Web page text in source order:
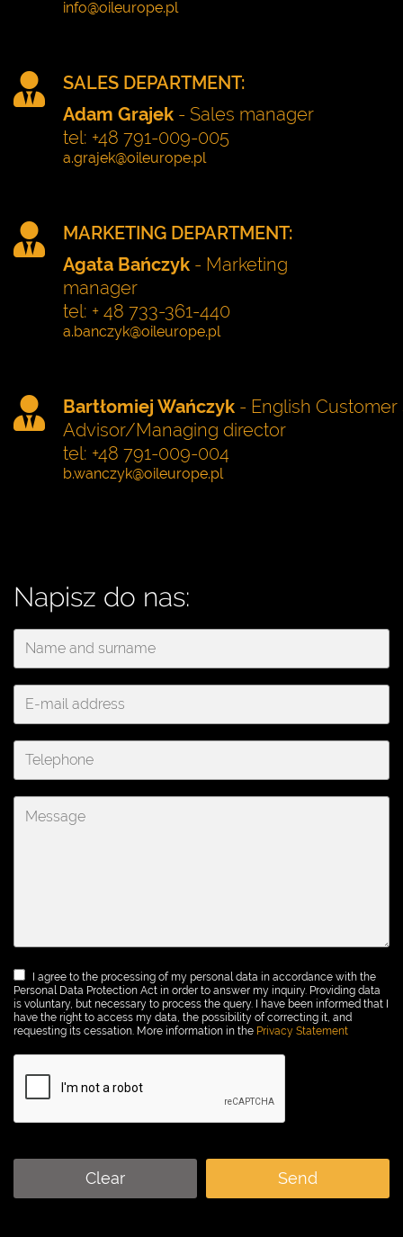
SALES DEPARTMENT:
Adam Grajek - Sales manager
tel: +48 791-009-005
MARKETING DEPARTMENT:
Agata Bańczyk - Marketing
manager
tel: + 48 733-361-440
Bartłomiej Wańczyk - English Customer
Advisor/Managing director
tel: +48 791-009-004
Napisz do nas:
I agree to the processing of my personal data in accordance with the
Personal Data Protection Act in order to answer my inquiry. Providing data
is voluntary, but necessary to process the query. I have been informed that I
have the right to access my data, the possibility of correcting it, and
requesting its cessation. More information in the Privacy Statement
Clear Send